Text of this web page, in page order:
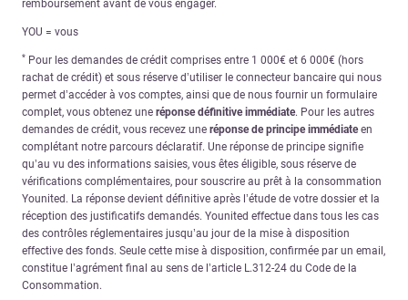
remboursement avant de vous engager.
YOU = vous
* Pour les demandes de crédit comprises entre 1 000€ et 6 000€ (hors
rachat de crédit) et sous réserve d’utiliser le connecteur bancaire qui nous
permet d’accéder à vos comptes, ainsi que de nous fournir un formulaire
complet, vous obtenez une réponse définitive immédiate. Pour les autres
demandes de crédit, vous recevez une réponse de principe immédiateen
complétant notre parcours déclaratif. Une réponse de principe signifie
qu’au vu des informations saisies, vous êtes éligible, sous réserve de
vérifications complémentaires, pour souscrire au prêt à la consommation
Younited. La réponse devient définitive après l’étude de votre dossier et la
réception des justificatifs demandés. Younited effectue dans tous les cas
des contrôles réglementaires jusqu’au jour de la mise à disposition
effective des fonds. Seule cette mise à disposition, confirmée par un email,
constitue l’agrément final au sens de l’article L.312-24 du Code de la
Consommation.